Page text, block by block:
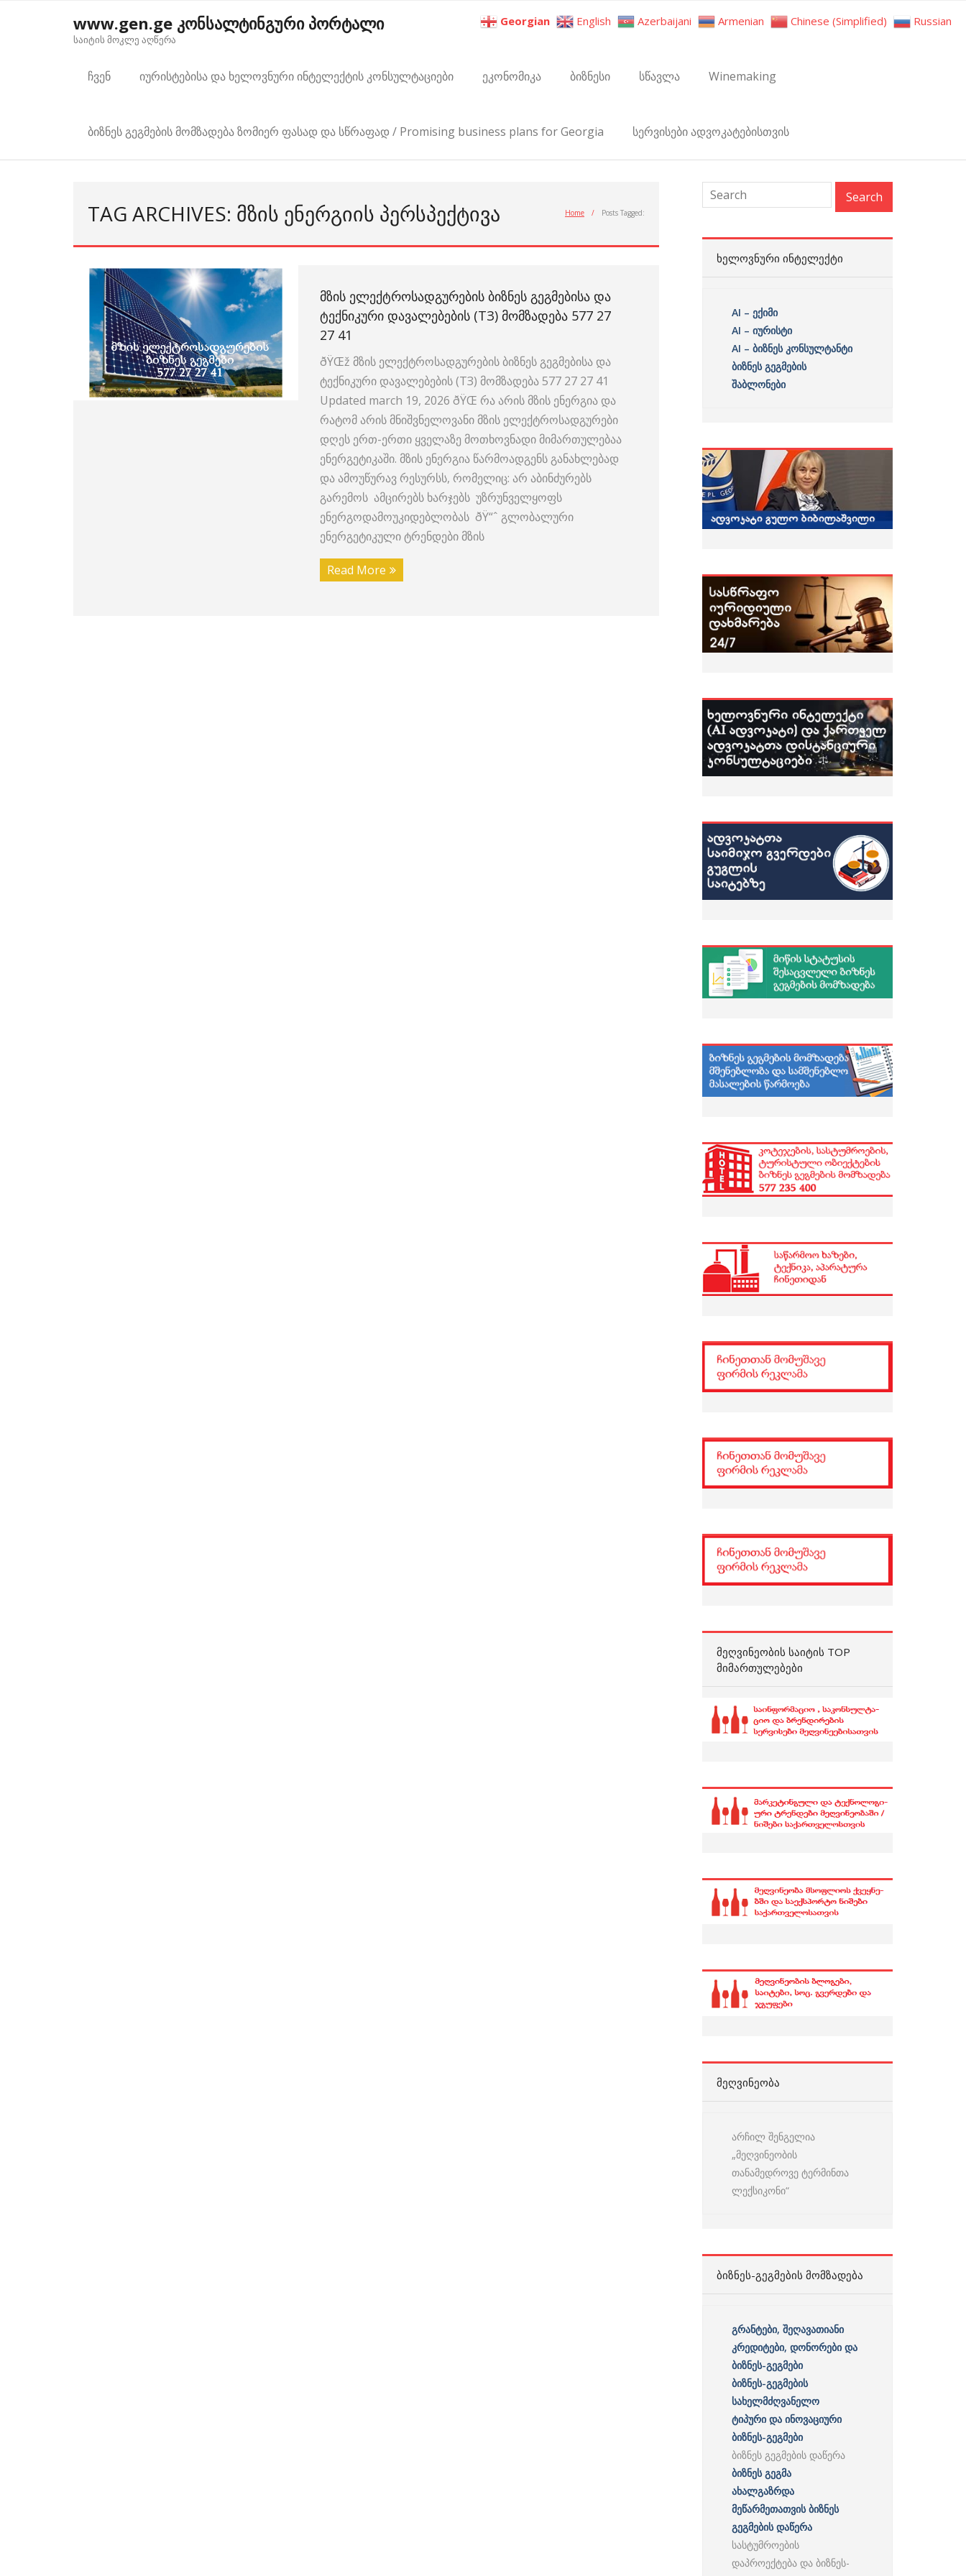
www.gen.ge კონსალტინგური პორტალი
საიტის მოკლე აღწერა
ჩვენ იურისტებისა და ხელოვნური ინტელექტის კონსულტაციები ეკონომიკა ბიზნესი სწავლა Winemaking
ბიზნეს გეგმების მომზადება ზომიერ ფასად და სწრაფად / Promising business plans for Georgia სერვისები ადვოკატებისთვის
TAG ARCHIVES: ᲛᲖᲘᲡ ᲔᲜᲔᲠᲒᲘᲘᲡ ᲞᲔᲠᲡᲞᲔᲥᲢᲘᲕᲐ Home / Posts Tagged:
ᲛᲖᲘᲡ ᲔᲚᲔᲥᲢᲠᲝᲡᲐᲓᲒᲣᲠᲔᲑᲘᲡ ᲑᲘᲖᲜᲔᲡ ᲒᲔᲒᲛᲔᲑᲘᲡᲐ ᲓᲐ
ᲢᲔᲥᲜᲘᲙᲣᲠᲘ ᲓᲐᲕᲐᲚᲔᲑᲔᲑᲘᲡ (TЗ) ᲛᲝᲛᲖᲐᲓᲔᲑᲐ 577 27
27 41
ðŸŒž მზის ელექტროსადგურების ბიზნეს გეგმებისა და
ტექნიკური დავალებების (TЗ) მომზადება 577 27 27 41
Updated march 19, 2026 ðŸŒ რა არის მზის ენერგია და
რატომ არის მნიშვნელოვანი მზის ელექტროსადგურები
დღეს ერთ-ერთი ყველაზე მოთხოვნადი მიმართულებაა
ენერგეტიკაში. მზის ენერგია წარმოადგენს განახლებად
და ამოუწურავ რესურსს, რომელიც: არ აბინძურებს
გარემოს ამცირებს ხარჯებს უზრუნველყოფს
ენერგოდამოუკიდებლობას ðŸ“ˆ გლობალური
ენერგეტიკული ტრენდები მზის
Read More
ᲮᲔᲚᲝᲕᲜᲣᲠᲘ ᲘᲜᲢᲔᲚᲔᲥᲢᲘ
AI – ექიმი
AI – იურისტი
AI – ბიზნეს კონსულტანტი
ბიზნეს გეგმების
შაბლონები
ᲛᲔᲦᲕᲘᲜᲔᲝᲑᲘᲡ ᲡᲐᲘᲢᲘᲡ TOP
ᲛᲘᲛᲐᲠᲗᲣᲚᲔᲑᲔᲑᲘ
ᲛᲔᲦᲕᲘᲜᲔᲝᲑᲐ
არჩილ შენგელია
„მეღვინეობის
თანამედროვე ტერმინთა
ლექსიკონი“
ᲑᲘᲖᲜᲔᲡ-ᲒᲔᲒᲛᲔᲑᲘᲡ ᲛᲝᲛᲖᲐᲓᲔᲑᲐ
გრანტები, შეღავათიანი
კრედიტები, დონორები და
ბიზნეს-გეგმები
ბიზნეს-გეგმების
სახელმძღვანელო
ტიპური და ინოვაციური
ბიზნეს-გეგმები
ბიზნეს გეგმების დაწერა
ბიზნეს გეგმა
ახალგაზრდა
მეწარმეთათვის ბიზნეს
გეგმების დაწერა
სასტუმროების
დაპროექტება და ბიზნეს-
Georgian English Azerbaijani Armenian Chinese (Simplified) Russian